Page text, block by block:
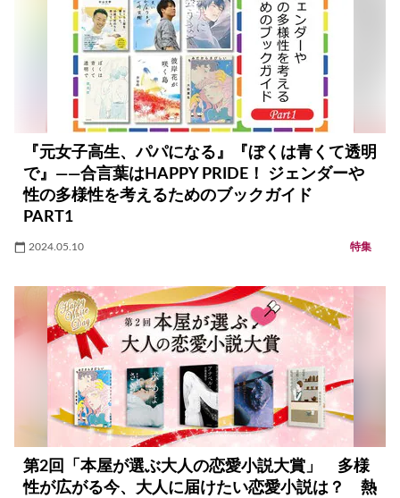
『元女子高生、パパになる』『ぼくは青くて透明
で』――合言葉はHAPPY PRIDE！ ジェンダーや
性の多様性を考えるためのブックガイド
PART1
2024.05.10 特集
第2回「本屋が選ぶ大人の恋愛小説大賞」 多様
性が広がる今、大人に届けたい恋愛小説は？ 熱